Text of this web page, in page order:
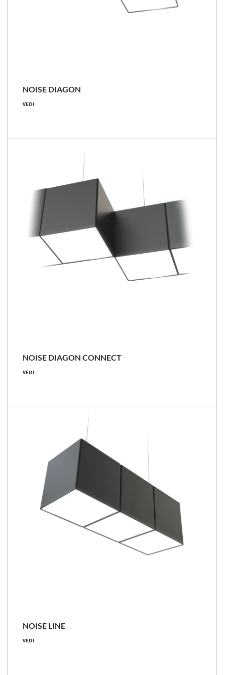
NOISE DIAGON
VEDI
9 [W]
78 [lm/W]
Confronta la famiglia
NOISE DIAGON CONNECT
VEDI
9 [W]
78 [lm/W]
Confronta la famiglia
NOISE LINE
VEDI